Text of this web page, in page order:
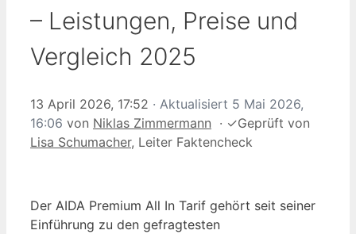
– Leistungen, Preise und
Vergleich 2025
13 April 2026, 17:52 · Aktualisiert 5 Mai 2026,
16:06 von Niklas Zimmermann · ✓Geprüft von
Lisa Schumacher, Leiter Faktencheck
Der AIDA Premium All In Tarif gehört seit seiner
Einführung zu den gefragtesten